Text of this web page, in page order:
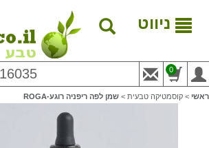
נגישות
המרכזי
ניווט
0
ראשי > קוסמטיקה טבעית > שמן לפה ריפניה רוגע-ROGA